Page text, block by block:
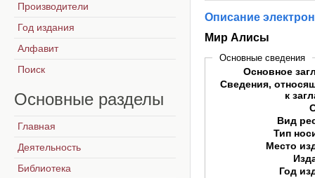
Описание
Мир Алисы
Основные сведения
Основное
Сведения,
к
Вид
Тип
Место
Год
Производители
Год издания
Алфавит
Поиск
Основные разделы
Главная
Деятельность
Библиотека